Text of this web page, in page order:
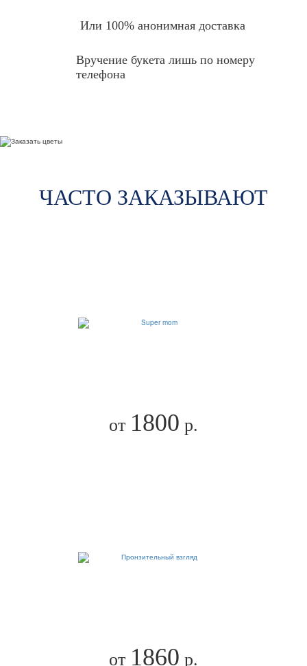
Или 100% анонимная доставка
Вручение букета лишь по номеру
телефона
ЧАСТО ЗАКАЗЫВАЮТ
от 1800 р.
от 1860 р.